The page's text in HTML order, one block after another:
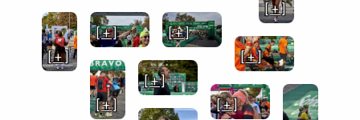
[ + ]
[ + ]
[ + ]
[ + ]
[ + ]
[ + ]
[ + ]
[ + ]